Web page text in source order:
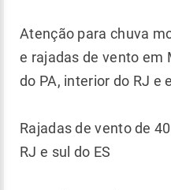
Atenção para chuva
e rajadas de vento em
do PA, interior do RJ e
Rajadas de vento de
RJ e sul do ES